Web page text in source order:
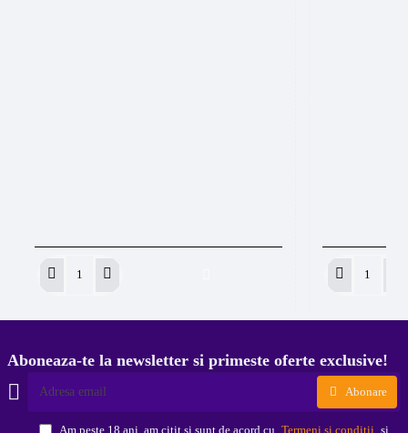
Capacel
Capacel
Aboneaza-te la newsletter si primeste oferte exclusive!
email
Abonare
Am peste 18 ani, am citit şi sunt de acord cu Termeni si conditii și